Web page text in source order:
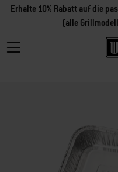
Erhalte 10% Rabatt auf die
(alle